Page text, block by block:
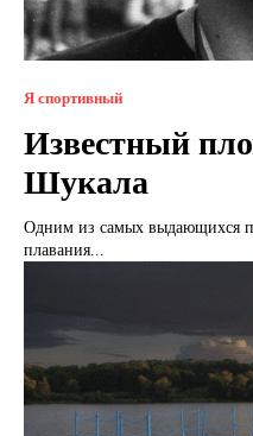
Я спортивный
Известный
Шукала
Одним из самых выдающихся
плавания...